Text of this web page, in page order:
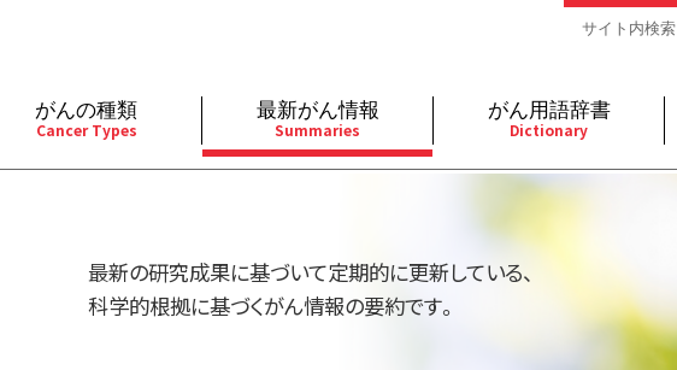
プライバシーポリシー
寄附・協賛一覧
沿革
がんの種類
Cancer Types
消化管
肝胆膵
皮膚
骨軟部
最新がん情報
Summaries
支持療法と緩和ケア
遺伝学的情報
統合、代替、補完療法
がん用語辞書
Dictionary
サイト内検索
最新の研究成果に基づいて定期的に更新している、
科学的根拠に基づくがん情報の要約です。